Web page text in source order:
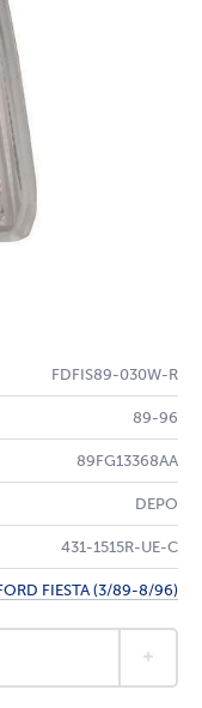
FDFIS89-030W-R
89-96
89FG13368AA
DEPO
431-1515R-UE-C
FIESTA (3/89-8/96)